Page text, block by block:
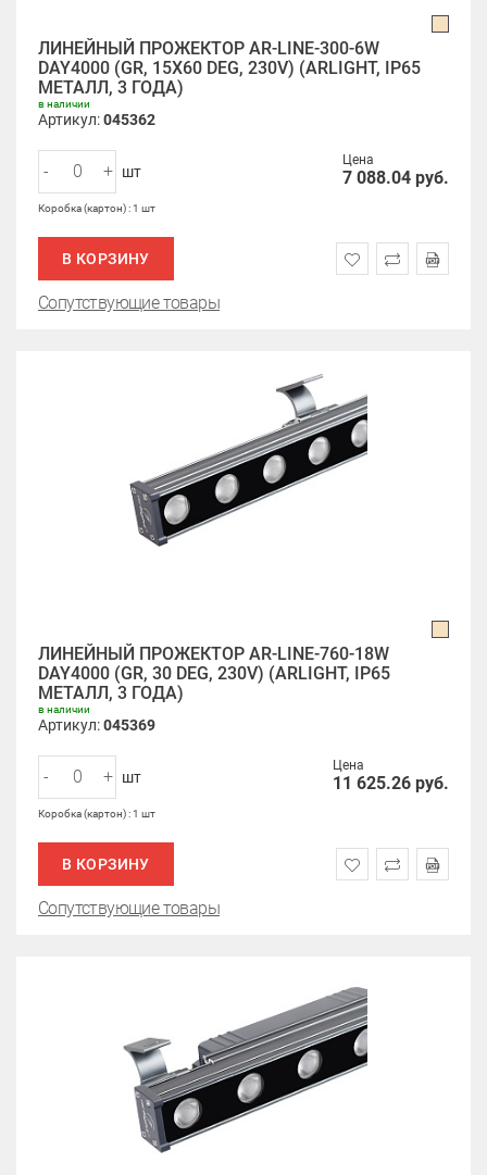
ЛИНЕЙНЫЙ ПРОЖЕКТОР AR-LINE-300-6W
DAY4000 (GR, 15X60 DEG, 230V) (ARLIGHT, IP65
МЕТАЛЛ, 3 ГОДА)
в наличии
Артикул:045362
Цена
7 088.04 руб.
- + шт
Коробка (картон) : 1 шт
В КОРЗИНУ
Сопутствующие товары
ЛИНЕЙНЫЙ ПРОЖЕКТОР AR-LINE-760-18W
DAY4000 (GR, 30 DEG, 230V) (ARLIGHT, IP65
МЕТАЛЛ, 3 ГОДА)
в наличии
Артикул:045369
Цена
11 625.26 руб.
- + шт
Коробка (картон) : 1 шт
В КОРЗИНУ
Сопутствующие товары